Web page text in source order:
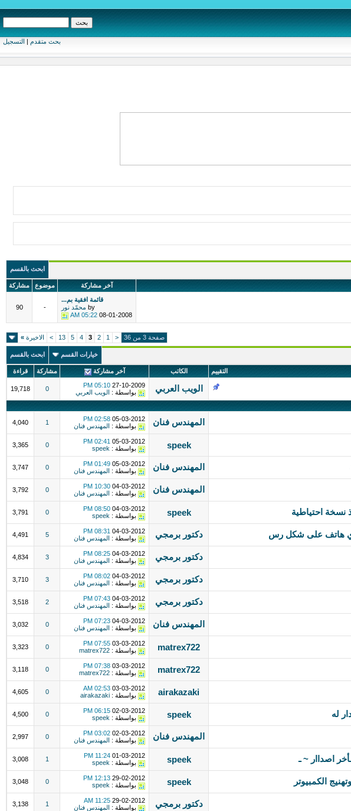
بحث متقدم | التسجيل
ابحث بالقسم
آخر مشاركة موضوع مشاركة
قائمة افقية بم...
by محمّد نور
08-01-2008
05:22 AM
-
90
صفحة 3 من 36 <
1
2
3
4
5
13
> الاخيرة »
خيارات القسم ابحث بالقسم
التقييم الكاتب آخر مشاركة مشاركة قراءة
الويب العربي 27-10-2009
05:10 PM
بواسطة :
الويب العربي 0
19,718
المهندس فنان 05-03-2012
02:58 PM
بواسطة :
المهندس فنان 1
4,040
speek
05-03-2012
02:41 PM
بواسطة : speek
0
3,365
المهندس فنان 05-03-2012
01:49 PM
بواسطة :
المهندس فنان 0
3,747
المهندس فنان 04-03-2012
10:30 PM
بواسطة :
المهندس فنان 0
3,792
speek
04-03-2012
08:50 PM
بواسطة : speek
0
3,791
دكتور برمجي 04-03-2012
08:31 PM
بواسطة :
المهندس فنان 5
4,491
دكتور برمجي 04-03-2012
08:25 PM
بواسطة :
المهندس فنان 3
4,834
دكتور برمجي 04-03-2012
08:02 PM
بواسطة :
المهندس فنان 3
3,710
دكتور برمجي 04-03-2012
07:43 PM
بواسطة :
المهندس فنان 2
3,518
المهندس فنان 04-03-2012
07:23 PM
بواسطة :
المهندس فنان 0
3,032
matrex722
03-03-2012
07:55 PM
بواسطة : matrex722
0
3,323
matrex722
03-03-2012
07:38 PM
بواسطة : matrex722
0
3,118
airakazaki
03-03-2012
02:53 AM
بواسطة : airakazaki
0
4,605
speek
02-03-2012
06:15 PM
بواسطة : speek
0
4,500
المهندس فنان 02-03-2012
03:02 PM
بواسطة :
المهندس فنان 0
2,997
speek
01-03-2012
11:24 PM
بواسطة : speek
1
3,008
speek
29-02-2012
12:13 PM
بواسطة : speek
0
3,048
دكتور برمجي 29-02-2012
11:25 AM
بواسطة :
المهندس فنان 1
3,138